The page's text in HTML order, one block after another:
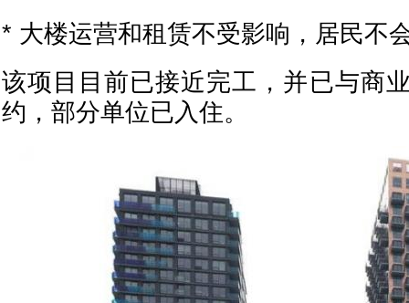
* 大楼运营和租赁不受影响，居民不
该项目目前已接近完工，并已与商
约，部分单位已入住。